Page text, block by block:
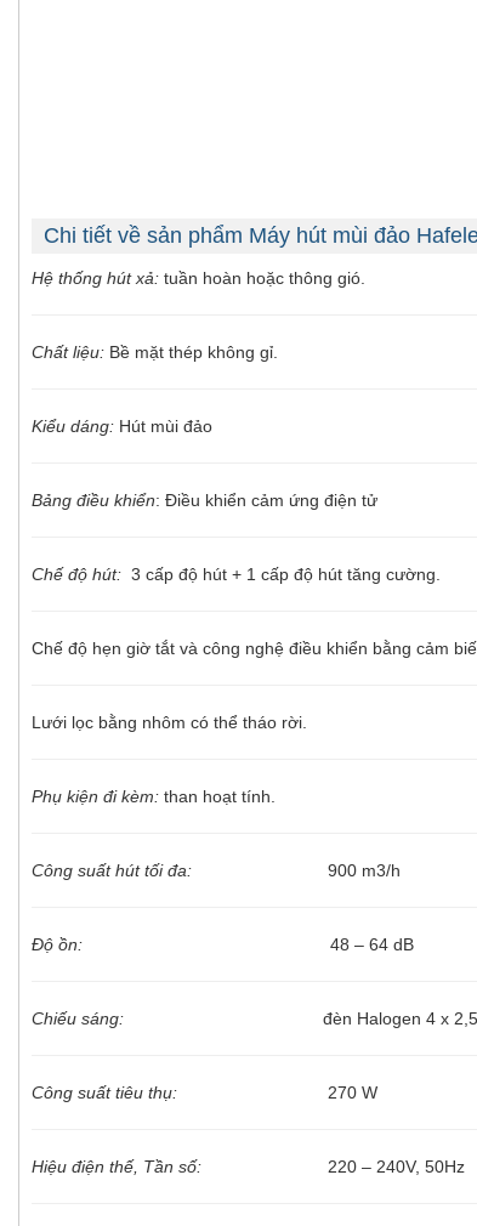
Chi tiết về sản phẩm Máy hút mùi đảo
Hệ thống hút xả: tuần hoàn hoặc thông gió.
Chất liệu: Bề mặt thép không gỉ.
Kiểu dáng: Hút mùi đảo
Bảng điều khiển: Điều khiển cảm ứng điện tử
Chế độ hút: 3 cấp độ hút + 1 cấp độ hút tăng cường.
Chế độ hẹn giờ tắt và công nghệ điều khiển bằng cảm
Lưới lọc bằng nhôm có thể tháo rời.
Phụ kiện đi kèm: than hoạt tính.
Công suất hút tối đa: 900 m3/h
Độ ồn: 48 – 64 dB
Chiếu sáng: đèn Halogen 4 x 2,5
Công suất tiêu thụ: 270 W
Hiệu điện thế, Tần số: 220 – 240V, 50Hz